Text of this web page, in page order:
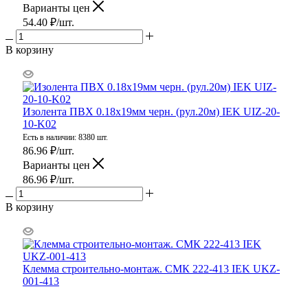
Варианты цен
54.40 ₽/шт.
В корзину
Изолента ПВХ 0.18х19мм черн. (рул.20м) IEK UIZ-20-
10-K02
Есть в наличии: 8380 шт.
86.96 ₽/шт.
Варианты цен
86.96 ₽/шт.
В корзину
Клемма строительно-монтаж. СМК 222-413 IEK UKZ-
001-413